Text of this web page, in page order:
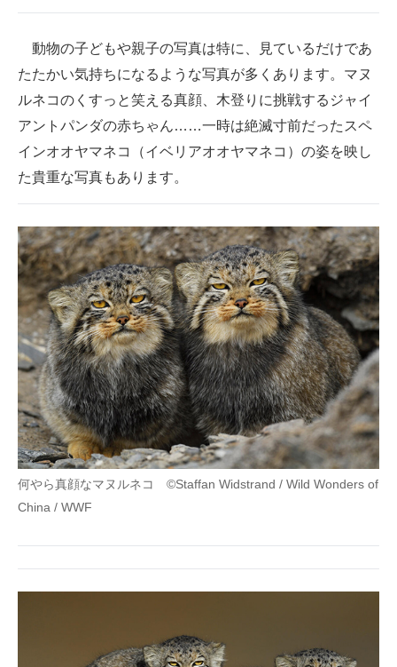
動物の子どもや親子の写真は特に、見ているだけであ
たたかい気持ちになるような写真が多くあります。マヌ
ルネコのくすっと笑える真顔、木登りに挑戦するジャイ
アントパンダの赤ちゃん……一時は絶滅寸前だったスペ
インオオヤマネコ（イベリアオオヤマネコ）の姿を映し
た貴重な写真もあります。
何やら真顔なマヌルネコ ©Staffan Widstrand / Wild Wonders of
China / WWF